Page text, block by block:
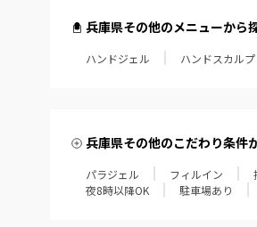
兵庫県その他のメニューから
ハンドジェル ハンドスカルプ
兵庫県その他のこだわり条件
パラジェル フィルイン
夜8時以降OK
駐車場あり